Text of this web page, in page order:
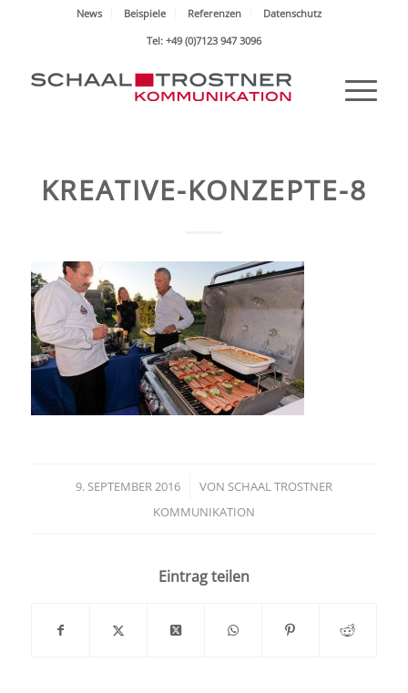
News Beispiele Referenzen
Datenschutz
Tel: +49 (0)7123 947 3096
KREATIVE-KONZEPTE-8
9. SEPTEMBER 2016
/ VON SCHAAL TROSTNER
KOMMUNIKATION
Eintrag teilen